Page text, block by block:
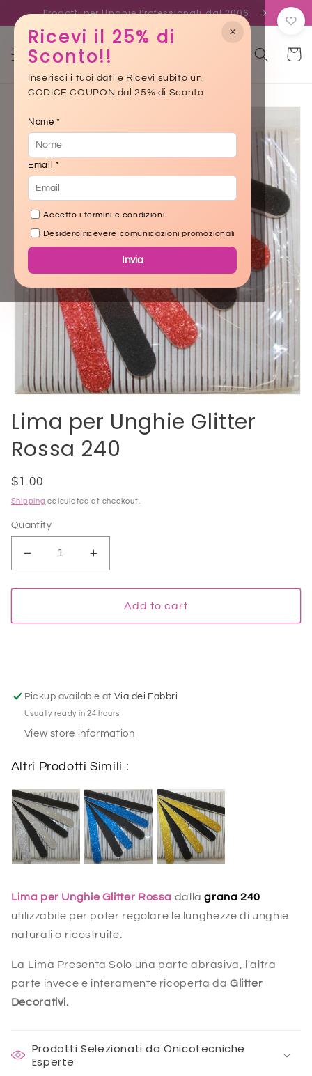
Skip toProdotti per Unghie Professionali dal 2006
Cart
product
information
in
modal
Lima per Unghie Glitter
Rossa 240
Regular
price
$1.00
Shipping calculated at checkout.
Quantity
Decrease
quantity
for
per
Increase
quantity
for
per
Add to cart
Pickup available atVia dei Fabbri
Usually ready in 24 hours
View store information
Altri Prodotti Simili :
Lima per Unghie Glitter Rossa dalla grana 240
utilizzabile per poter regolare le lunghezze di unghie
naturali o ricostruite.
La Lima Presenta Solo una parte abrasiva, l'altra
parte invece e interamente ricoperta da Glitter
Decorativi.
Prodotti Selezionati da Onicotecniche
Esperte
×
Ricevi il 25% di
Sconto!!
Inserisci i tuoi dati e Ricevi subito un
CODICE COUPON dal 25% di Sconto
Nome *
Email *
Accetto i termini e condizioni
Desidero ricevere comunicazioni promozionali
Invia